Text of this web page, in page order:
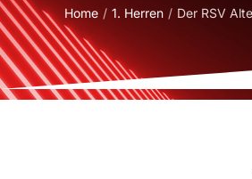
Home 1. Herren Der RSV